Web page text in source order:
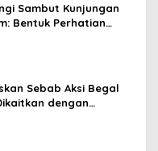
Sambut Kunjungan
Bentuk Perhatian
Sebab Aksi Begal
dengan